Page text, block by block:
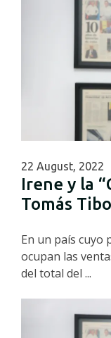
22 August, 2022
Irene y la
Tomás
En un país cuyo
ocupan las
del total del ...